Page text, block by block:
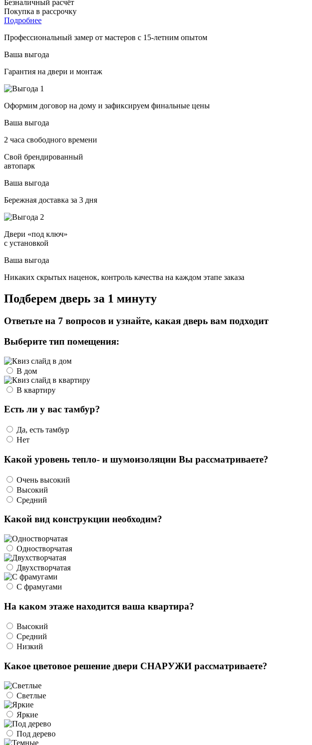
Безналичный расчёт
Покупка в рассрочку
Подробнее
Профессиональный замер от мастеров с 15-летним опытом
Ваша выгода
Гарантия на двери и монтаж
Оформим договор на дому и зафиксируем финальные цены
Ваша выгода
2 часа свободного времени
Свой брендированный
автопарк
Ваша выгода
Бережная доставка за 3 дня
Двери «под ключ»
с установкой
Ваша выгода
Никаких скрытых наценок, контроль качества на каждом этапе заказа
Подберем дверь за 1 минуту
Ответьте на 7 вопросов и узнайте, какая дверь вам подходит
Выберите тип помещения:
В дом
В квартиру
Есть ли у вас тамбур?
Да, есть тамбур
Нет
Какой уровень тепло- и шумоизоляции Вы рассматриваете?
Очень высокий
Высокий
Средний
Какой вид конструкции необходим?
Одностворчатая
Двухстворчатая
С фрамугами
На каком этаже находится ваша квартира?
Высокий
Средний
Низкий
Какое цветовое решение двери СНАРУЖИ рассматриваете?
Светлые
Яркие
Под дерево